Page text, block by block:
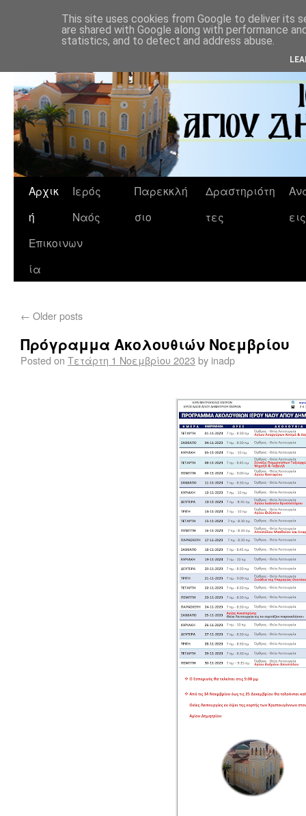
Αρχικ
ή
Ιερός
Ναός
Παρεκκλή
σιο
Δραστηριότη
τες
εις
Επικοινων
ία
← Older posts
Πρόγραμμα Ακολουθιών Νοεμβρίου
Posted on Τετάρτη 1 Νοεμβρίου 2023 by inadp
This site uses cookies from Google to deliver its
are shared with Google along with performance
statistics, and to detect and address abuse.